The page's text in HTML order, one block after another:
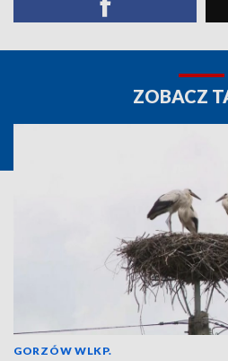
ZOBACZ
GORZÓW WLKP.